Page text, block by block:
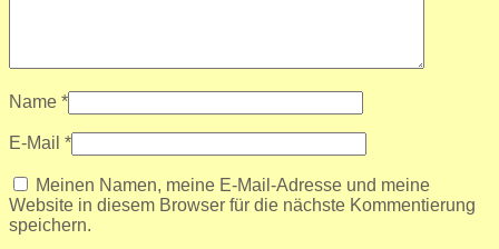
Name *
E-Mail *
Meinen Namen, meine E-Mail-Adresse und meine
Website in diesem Browser für die nächste Kommentierung
speichern.